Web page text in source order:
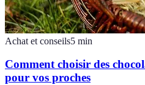
Achat et conseils5 min
Comment choisir des
pour vos proches